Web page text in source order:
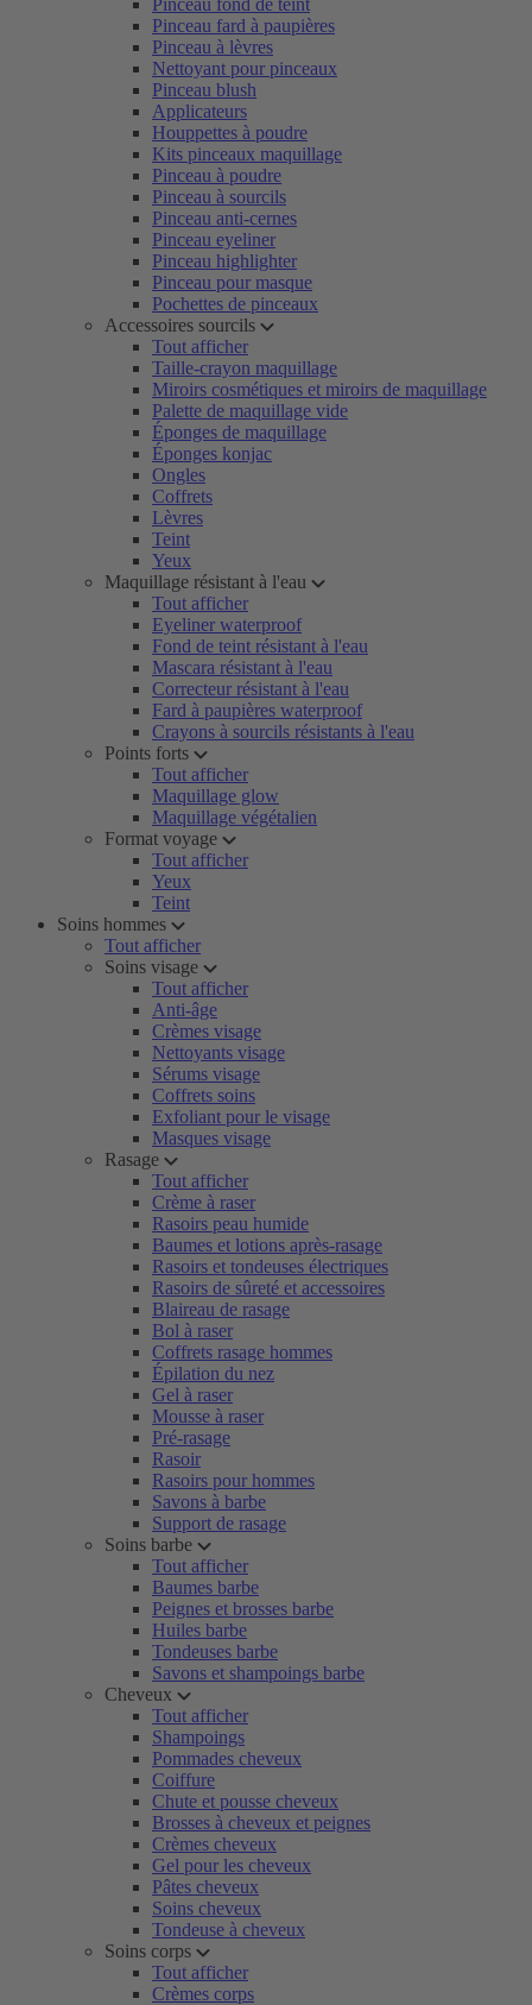
Pinceau fond de teint
Pinceau fard à paupières
Pinceau à lèvres
Nettoyant pour pinceaux
Pinceau blush
Applicateurs
Houppettes à poudre
Kits pinceaux maquillage
Pinceau à poudre
Pinceau à sourcils
Pinceau anti-cernes
Pinceau eyeliner
Pinceau highlighter
Pinceau pour masque
Pochettes de pinceaux
Accessoires sourcils
Tout afficher
Taille-crayon maquillage
Miroirs cosmétiques et miroirs de maquillage
Palette de maquillage vide
Éponges de maquillage
Éponges konjac
Ongles
Coffrets
Lèvres
Teint
Yeux
Maquillage résistant à l'eau
Tout afficher
Eyeliner waterproof
Fond de teint résistant à l'eau
Mascara résistant à l'eau
Correcteur résistant à l'eau
Fard à paupières waterproof
Crayons à sourcils résistants à l'eau
Points forts
Tout afficher
Maquillage glow
Maquillage végétalien
Format voyage
Tout afficher
Yeux
Teint
Soins hommes
Tout afficher
Soins visage
Tout afficher
Anti-âge
Crèmes visage
Nettoyants visage
Sérums visage
Coffrets soins
Exfoliant pour le visage
Masques visage
Rasage
Tout afficher
Crème à raser
Rasoirs peau humide
Baumes et lotions après-rasage
Rasoirs et tondeuses électriques
Rasoirs de sûreté et accessoires
Blaireau de rasage
Bol à raser
Coffrets rasage hommes
Épilation du nez
Gel à raser
Mousse à raser
Pré-rasage
Rasoir
Rasoirs pour hommes
Savons à barbe
Support de rasage
Soins barbe
Tout afficher
Baumes barbe
Peignes et brosses barbe
Huiles barbe
Tondeuses barbe
Savons et shampoings barbe
Cheveux
Tout afficher
Shampoings
Pommades cheveux
Coiffure
Chute et pousse cheveux
Brosses à cheveux et peignes
Crèmes cheveux
Gel pour les cheveux
Pâtes cheveux
Soins cheveux
Tondeuse à cheveux
Soins corps
Tout afficher
Crèmes corps